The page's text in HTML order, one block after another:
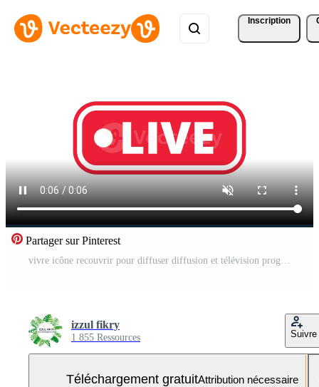
Inscription
Partager sur Pinterest
vivre icône recouvrir pour diffuser diffusion et télévision programme Vidéo Gratuite
izzul fikry
1 855 Ressources Suivre
Téléchargement gratuitAttribution nécessaire